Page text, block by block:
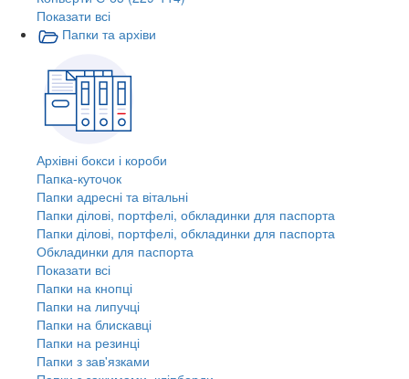
Показати всі
Папки та архіви
Архівні бокси і короби
Папка-куточок
Папки адресні та вітальні
Папки ділові, портфелі, обкладинки для паспорта
Папки ділові, портфелі, обкладинки для паспорта
Обкладинки для паспорта
Показати всі
Папки на кнопці
Папки на липучці
Папки на блискавці
Папки на резинці
Папки з зав'язками